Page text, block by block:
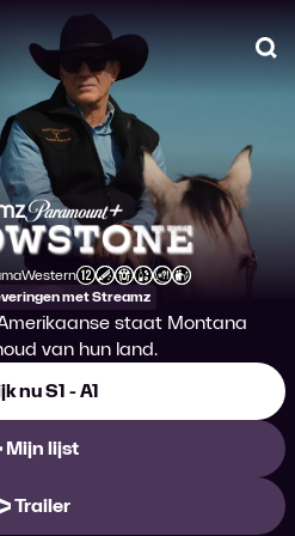
Yellowstone
Productiejaar
Genre
Genre
Western
Leeftijdsclassificatie
met Streamz
staat Montana
van hun land.
nu S1 - A1
Mijn lijst
Trailer